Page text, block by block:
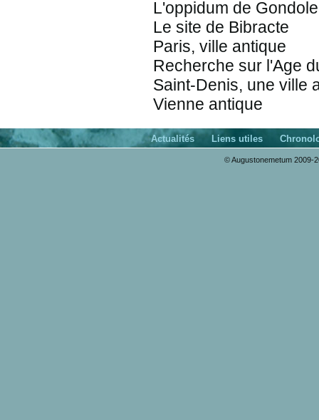
L'oppidum de Gondole
Le site de Bibracte
Paris, ville antique
Recherche sur l'Age
Saint-Denis, une ville
Vienne antique
Actualités Liens utiles
© Augustonemetum 2009-